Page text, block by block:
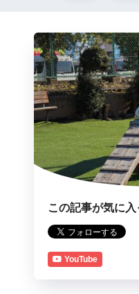
この記事が気に
YouTube